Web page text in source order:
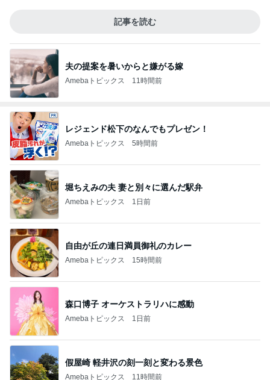
記事を読む
夫の提案を暑いからと嫌がる嫁
Amebaトピックス 11時間前
レジェンド松下のなんでもプレゼン！
Amebaトピックス 5時間前
堀ちえみの夫 妻と別々に選んだ駅弁
Amebaトピックス 1日前
自由が丘の連日満員御礼のカレー
Amebaトピックス 15時間前
森口博子 オーケストラリハに感動
Amebaトピックス 1日前
假屋崎 軽井沢の刻一刻と変わる景色
Amebaトピックス 11時間前